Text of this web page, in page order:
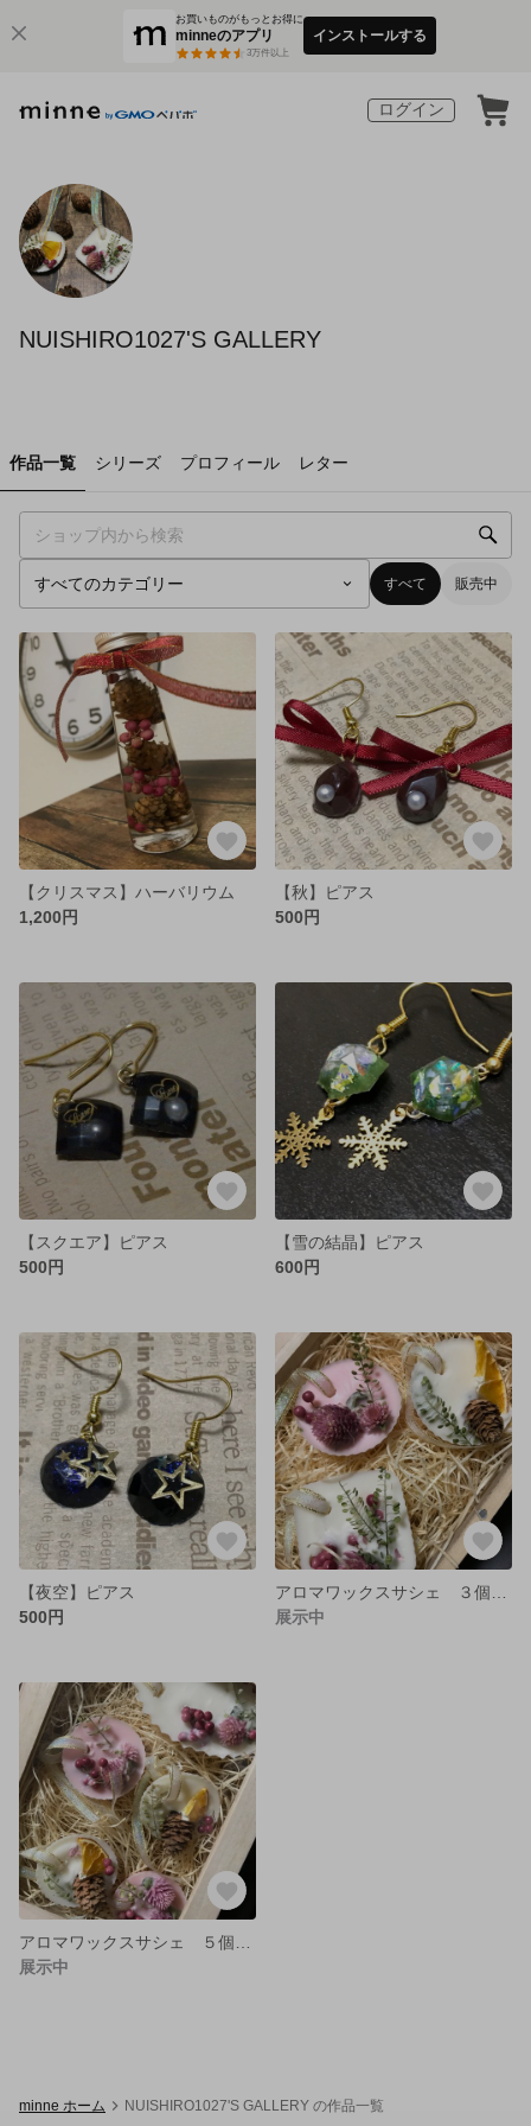
お買いものがもっとお得に
minneのアプリ
3万件以上
インストールする
ログイン
NUISHIRO1027'S GALLERY
作品一覧 シリーズ プロフィール レター
すべて 販売中
【クリスマス】ハーバリウム
1,200円
【秋】ピアス
500円
【スクエア】ピアス
500円
【雪の結晶】ピアス
600円
【夜空】ピアス
500円
展示中
展示中
minne ホーム NUISHIRO1027'S GALLERY の作品一覧